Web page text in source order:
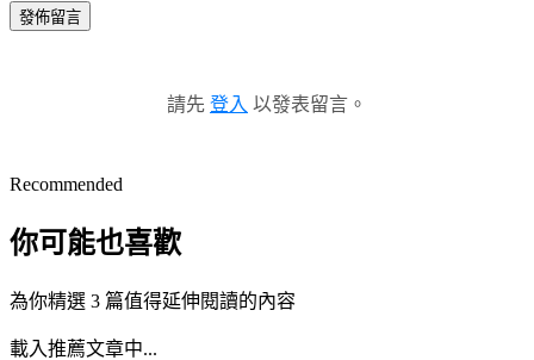
發佈留言
請先 登入 以發表留言。
Recommended
你可能也喜歡
為你精選 3 篇值得延伸閱讀的內容
載入推薦文章中...